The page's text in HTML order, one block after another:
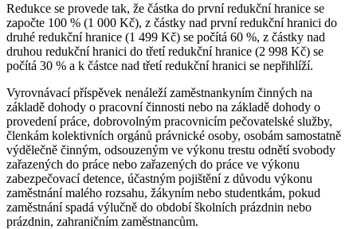
Redukce se provede tak, že částka do první redukční hranice se
započte 100 % (1 000 Kč), z částky nad první redukční hranici do
druhé redukční hranice (1 499 Kč) se počítá 60 %, z částky nad
druhou redukční hranici do třetí redukční hranice (2 998 Kč) se
počítá 30 % a k částce nad třetí redukční hranici se nepřihlíží.
Vyrovnávací příspěvek nenáleží zaměstnankyním činných na
základě dohody o pracovní činnosti nebo na základě dohody o
provedení práce, dobrovolným pracovnicím pečovatelské služby,
členkám kolektivních orgánů právnické osoby, osobám samostatně
výdělečně činným, odsouzeným ve výkonu trestu odnětí svobody
zařazených do práce nebo zařazených do práce ve výkonu
zabezpečovací detence, účastným pojištění z důvodu výkonu
zaměstnání malého rozsahu, žákyním nebo studentkám, pokud
zaměstnání spadá výlučně do období školních prázdnin nebo
prázdnin, zahraničním zaměstnancům.